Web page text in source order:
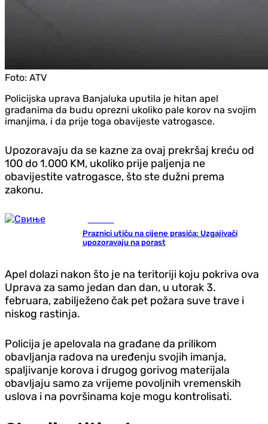
Foto: ATV
Policijska uprava Banjaluka uputila je hitan apel
građanima da budu oprezni ukoliko pale korov na svojim
imanjima, i da prije toga obavijeste vatrogasce.
Upozoravaju da se kazne za ovaj prekršaj kreću od
100 do 1.000 KM, ukoliko prije paljenja ne
obavijestite vatrogasce, što ste dužni prema
zakonu.
Praznici utiču na cijene prasića: Uzgajivači
upozoravaju na porast
Apel dolazi nakon što je na teritoriji koju pokriva ova
Uprava za samo jedan dan dan, u utorak 3.
februara, zabilježeno čak pet požara suve trave i
niskog rastinja.
Policija je apelovala na građane da prilikom
obavljanja radova na uređenju svojih imanja,
spaljivanje korova i drugog gorivog materijala
obavljaju samo za vrijeme povoljnih vremenskih
uslova i na površinama koje mogu kontrolisati.